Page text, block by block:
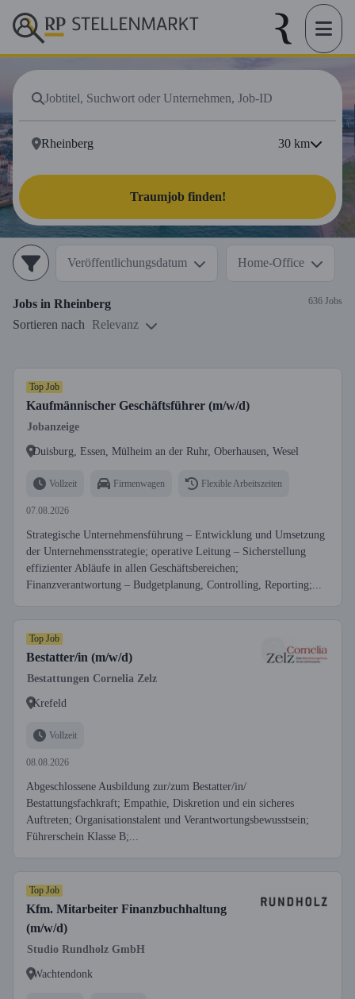
30 km
Traumjob finden!
Veröffentlichungsdatum Home-Office
Jobs in Rheinberg 636 Jobs
Sortieren nach Relevanz
Top Job
Kaufmännischer Geschäftsführer (m/w/d)
Jobanzeige
Duisburg, Essen, Mülheim an der Ruhr, Oberhausen, Wesel
Vollzeit Firmenwagen Flexible Arbeitszeiten
07.08.2026
Strategische Unternehmensführung – Entwicklung und Umsetzung
der Unternehmensstrategie; operative Leitung – Sicherstellung
effizienter Abläufe in allen Geschäftsbereichen;
Finanzverantwortung – Budgetplanung, Controlling, Reporting;...
Top Job
Bestatter/in (m/w/d)
Bestattungen Cornelia Zelz
Krefeld
Vollzeit
08.08.2026
Abgeschlossene Ausbildung zur/zum Bestatter/in/
Bestattungsfachkraft; Empathie, Diskretion und ein sicheres
Auftreten; Organisationstalent und Verantwortungsbewusstsein;
Führerschein Klasse B;...
Top Job
Kfm. Mitarbeiter Finanzbuchhaltung
(m/w/d)
Studio Rundholz GmbH
Wachtendonk